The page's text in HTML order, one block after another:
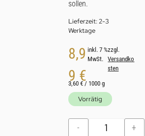
sollen.
Lieferzeit:2-3
Werktage
8,9
9 €
inkl. 7 %
MwSt.
zzgl.
Versandko
sten
3,60 €/ 1000 g
Vorrätig
- +